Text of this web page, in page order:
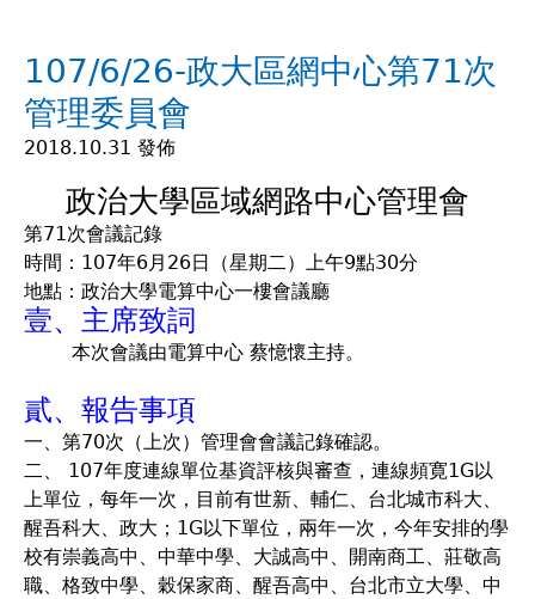
裡
107/6/26-政大區網中心第71次
管理委員會
2018.10.31 發佈
政治大學區域網路中心管理會
第71次會議記錄
時間：107年6月26日（星期二）上午9點30分
地點：政治大學電算中心一樓會議廳
壹、主席致詞
本次會議由電算中心 蔡憶懷主持。
貳、報告事項
一、第70次（上次）管理會會議記錄確認。
二、 107年度連線單位基資評核與審查，連線頻寛1G以
上單位，每年一次，目前有世新、輔仁、台北城市科大、
醒吾科大、政大；1G以下單位，兩年一次，今年安排的學
校有崇義高中、中華中學、大誠高中、開南商工、莊敬高
職、格致中學、穀保家商、醒吾高中、台北市立大學、中